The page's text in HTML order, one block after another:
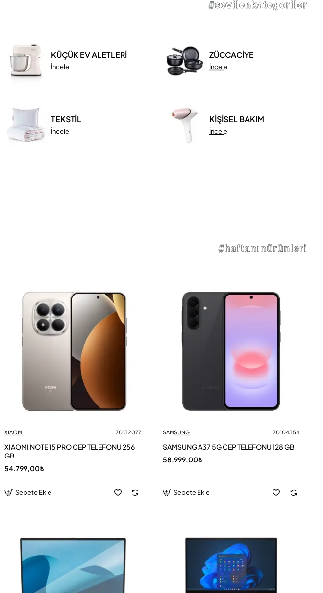
#sevilenkategoriler
KÜÇÜK EV ALETLERİ
İncele
ZÜCCACİYE
İncele
TEKSTİL
İncele
KİŞİSEL BAKIM
İncele
#haftanınürünleri
XIAOMI 70132077
XIAOMI NOTE 15 PRO CEP TELEFONU 256
GB
54.799,00₺
Sepete Ekle
SAMSUNG 70104354
SAMSUNG A37 5G CEP TELEFONU 128 GB
58.999,00₺
Sepete Ekle